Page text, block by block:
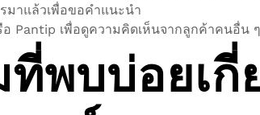
มาแล้วเพื่อขอคำแนะนำ
อ Pantip เพื่อดูความคิดเห็นจากลูกค้าคนอื่น ๆ
ที่พบบ่อยเ